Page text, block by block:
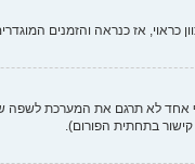
כראוי, אז כנראה והזמנים
לא תרגם את המערכת לשפה